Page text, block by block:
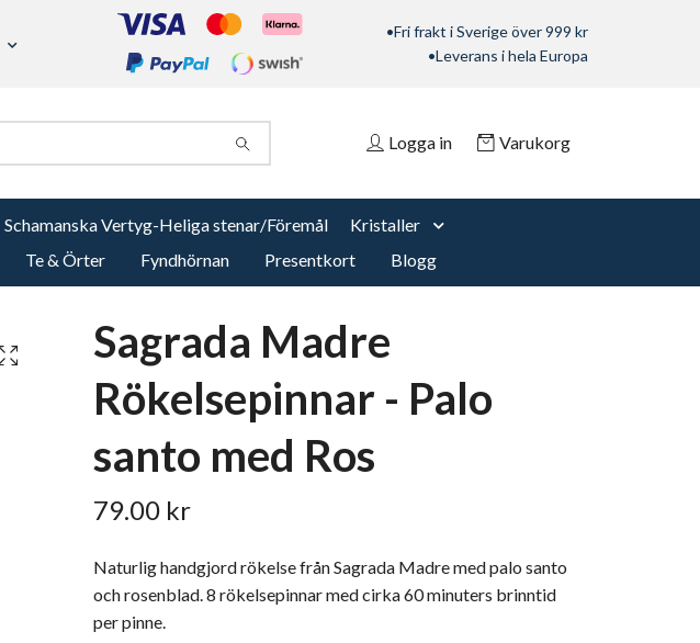
•Fri frakt i Sverige över 999 kr
•Leverans i hela Europa
Logga in Varukorg
Schamanska Vertyg-Heliga stenar/Föremål
Kristaller
Te & Örter Fyndhörnan Presentkort Blogg
Sagrada Madre
Rökelsepinnar - Palo
santo med Ros
79.00 kr
Naturlig handgjord rökelse från Sagrada Madre med palo santo
och rosenblad. 8 rökelsepinnar med cirka 60 minuters brinntid
per pinne.